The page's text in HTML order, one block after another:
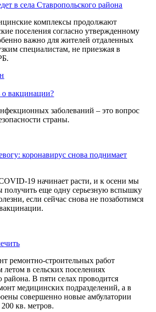
в села Ставропольского района
комплексы продолжают
поселения согласно утвержденному
важно для жителей отдаленных
специалистам, не приезжая в
вакцинации?
заболеваний – это вопрос
страны.
коронавирус снова поднимает
19 начинает расти, и к осени мы
получить еще одну серьезную вспышку
если сейчас снова не позаботимся
ремонтно-строительных работ
летом в сельских поселениях
района. В пяти селах проводится
медицинских подразделений, а в
совершенно новые амбулатории
кв. метров.